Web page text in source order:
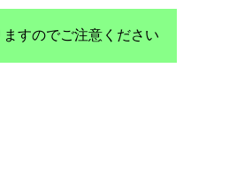
すのでご注意ください